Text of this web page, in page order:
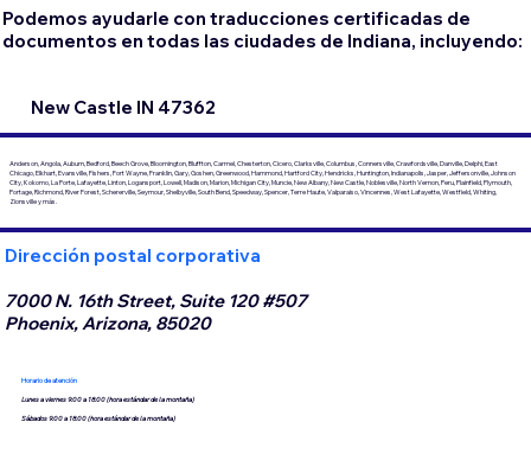
Podemos ayudarle con traducciones certificadas de
documentos en todas las ciudades de Indiana, incluyendo:
New Castle IN 47362
Anderson, Angola, Auburn, Bedford, Beech Grove, Bloomington, Bluffton, Carmel, Chesterton, Cicero, Clarksville, Columbus, Connersville, Crawfordsville, Danville, Delphi, East
Chicago, Elkhart, Evansville, Fishers, Fort Wayne, Franklin, Gary, Goshen, Greenwood, Hammond, Hartford City, Hendricks, Huntington, Indianapolis, Jasper, Jeffersonville, Johnson
City, Kokomo, La Porte, Lafayette, Linton, Logansport, Lowell, Madison, Marion, Michigan City, Muncie, New Albany, New Castle, Noblesville, North Vernon, Peru, Plainfield, Plymouth,
Portage, Richmond, River Forest, Schererville, Seymour, Shelbyville, South Bend, Speedway, Spencer, Terre Haute, Valparaiso, Vincennes, West Lafayette, Westfield, Whiting,
Zionsville y más.
Dirección postal corporativa
7000 N. 16th Street, Suite 120 #507
Phoenix, Arizona, 85020
Horario de atención
Lunes a viernes 9:00 a 18:00 (hora estándar de la montaña)
Sábados 9:00 a 18:00 (hora estándar de la montaña)